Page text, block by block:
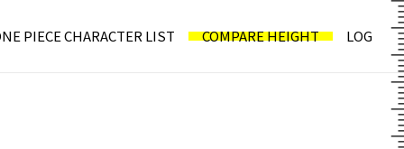
PIECE CHARACTER LIST COMPARE HEIGHT LOG